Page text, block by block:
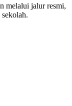
melalui jalur resmi,